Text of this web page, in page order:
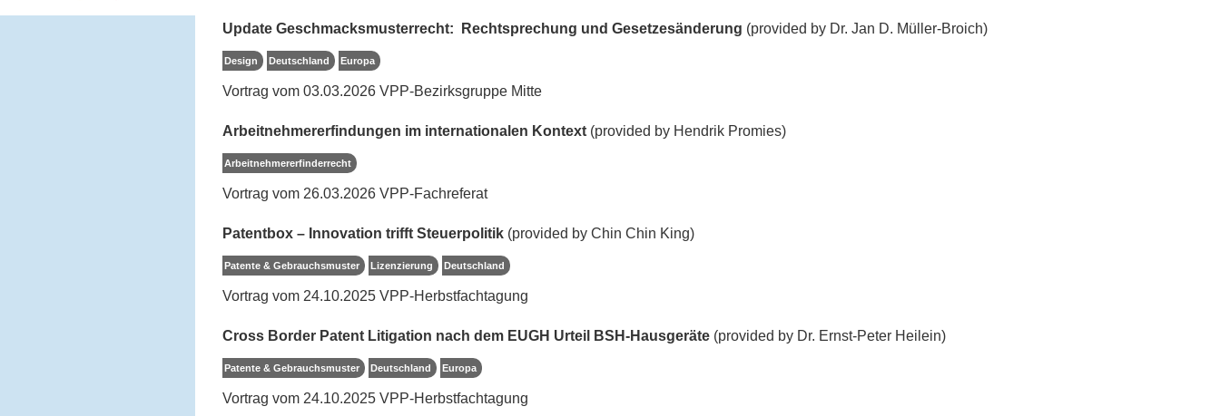
Update Geschmacksmusterrecht: Rechtsprechung und Gesetzesänderung (provided by Dr. Jan D. Müller-Broich)
Design Deutschland Europa
Vortrag vom 03.03.2026 VPP-Bezirksgruppe Mitte
Arbeitnehmererfindungen im internationalen Kontext (provided by Hendrik Promies)
Arbeitnehmererfinderrecht
Vortrag vom 26.03.2026 VPP-Fachreferat
Patentbox – Innovation trifft Steuerpolitik (provided by Chin Chin King)
Patente & Gebrauchsmuster Lizenzierung Deutschland
Vortrag vom 24.10.2025 VPP-Herbstfachtagung
Cross Border Patent Litigation nach dem EUGH Urteil BSH-Hausgeräte (provided by Dr. Ernst-Peter Heilein)
Patente & Gebrauchsmuster Deutschland Europa
Vortrag vom 24.10.2025 VPP-Herbstfachtagung